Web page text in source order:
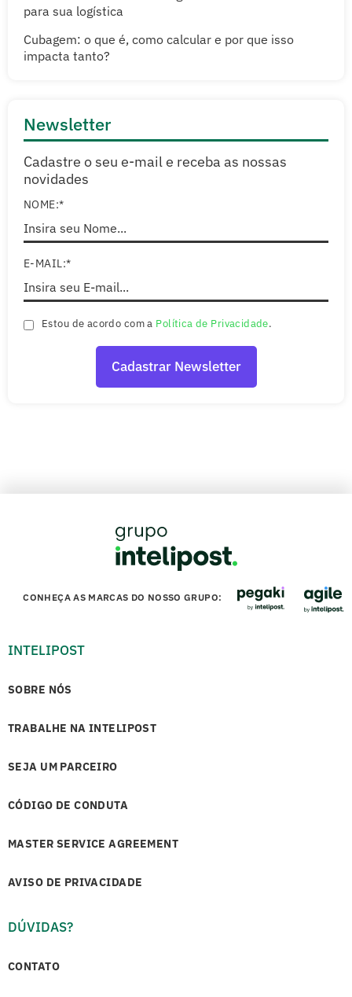
para sua logística
Cubagem: o que é, como calcular e por que isso
impacta tanto?
Newsletter
Cadastre o seu e-mail e receba as nossas
novidades
NOME:*
E-MAIL:*
Estou de acordo com a Política de Privacidade.
CONHEÇA AS MARCAS DO NOSSO GRUPO:
INTELIPOST
SOBRE NÓS
TRABALHE NA INTELIPOST
SEJA UM PARCEIRO
CÓDIGO DE CONDUTA
MASTER SERVICE AGREEMENT
AVISO DE PRIVACIDADE
DÚVIDAS?
CONTATO